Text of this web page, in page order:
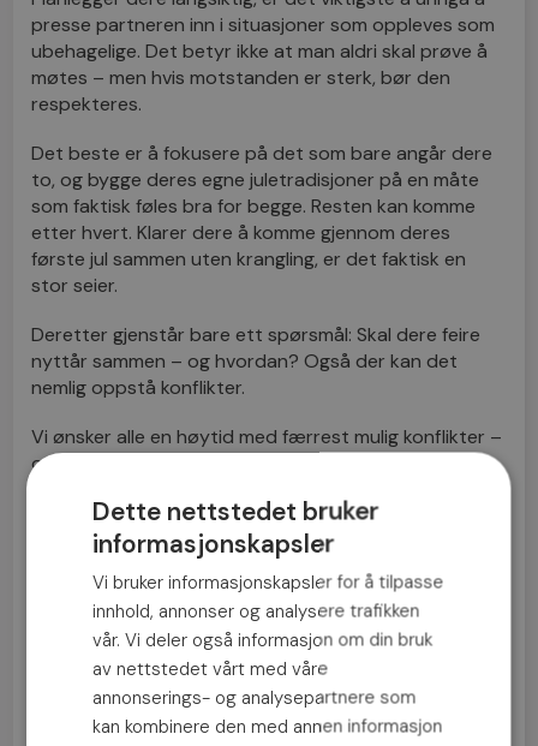
presse partneren inn i situasjoner som oppleves som
ubehagelige. Det betyr ikke at man aldri skal prøve å
møtes – men hvis motstanden er sterk, bør den
respekteres.
Det beste er å fokusere på det som bare angår dere
to, og bygge deres egne juletradisjoner på en måte
som faktisk føles bra for begge. Resten kan komme
etter hvert. Klarer dere å komme gjennom deres
første jul sammen uten krangling, er det faktisk en
stor seier.
Deretter gjenstår bare ett spørsmål: Skal dere feire
nyttår sammen – og hvordan? Også der kan det
nemlig oppstå konflikter.
Vi ønsker alle en høytid med færrest mulig konflikter –
og der det ikke lar seg gjøre, gode verktøy for å
Fin din date hoss oss!
Bli medlem
Dette nettstedet bruker
informasjonskapsler
Vi bruker informasjonskapsler for å tilpasse
innhold, annonser og analysere trafikken
vår. Vi deler også informasjon om din bruk
av nettstedet vårt med våre
annonserings- og analysepartnere som
kan kombinere den med annen informasjon